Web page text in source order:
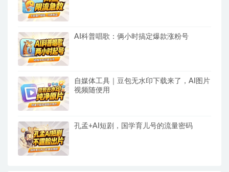
AI科普唱歌：俩小时搞定爆款涨粉号
自媒体工具｜豆包无水印下载来了，AI图片
视频随便用
孔孟+AI短剧，国学育儿号的流量密码